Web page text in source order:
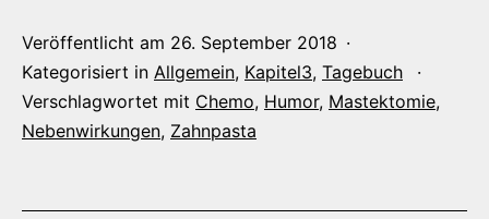
Veröffentlicht am 26. September 2018
Kategorisiert in Allgemein, Kapitel3, Tagebuch
Verschlagwortet mit Chemo, Humor, Mastektomie,
Nebenwirkungen, Zahnpasta